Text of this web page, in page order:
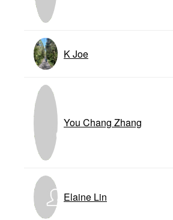
K Joe
You Chang Zhang
Elaine Lin